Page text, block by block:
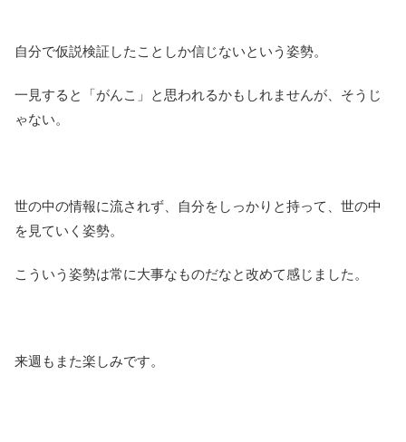
自分で仮説検証したことしか信じないという姿勢。
一見すると「がんこ」と思われるかもしれませんが、そうじ
ゃない。
世の中の情報に流されず、自分をしっかりと持って、世の中
を見ていく姿勢。
こういう姿勢は常に大事なものだなと改めて感じました。
来週もまた楽しみです。